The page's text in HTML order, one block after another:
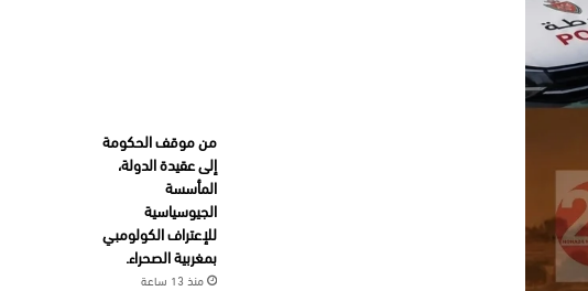
من موقف الحكومة
إلى عقيدة الدولة،
المأسسة
الجيوسياسية
للإعتراف الكولومبي
بمغربية الصحراء.
منذ 13 ساعة